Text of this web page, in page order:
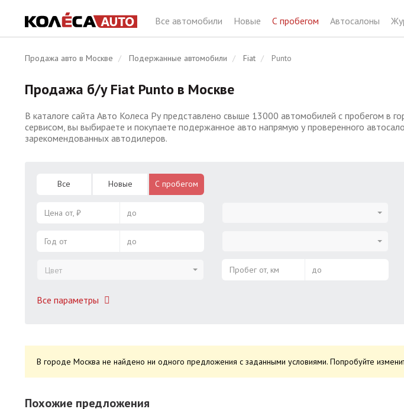
Все автомобили Новые С пробегом Автосалоны
Продажа авто в Москве Подержанные автомобили Fiat Punto
Продажа б/у Fiat Punto в Москве
В каталоге сайта Авто Колеса Ру представлено свыше 13000 автомобилей с пробегом в
сервисом, вы выбираете и покупаете подержанное авто напрямую у проверенного
зарекомендованных автодилеров.
Все Новые С пробегом
Цена от, ₽ до
Год от до
Цвет
Все параметры
Пробег от, км до
В городе Москва не найдено ни одного предложения с заданными условиями. Попробуйте
Похожие предложения